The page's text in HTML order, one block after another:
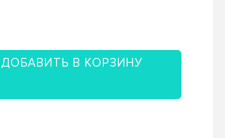
ДОБАВИТЬ В КОРЗИНУ